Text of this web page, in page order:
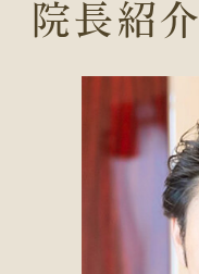
院長紹介